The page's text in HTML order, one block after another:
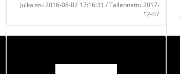
Julkaistu 2016-08-02 17:16:31 / Tallennettu 2017-
12-07